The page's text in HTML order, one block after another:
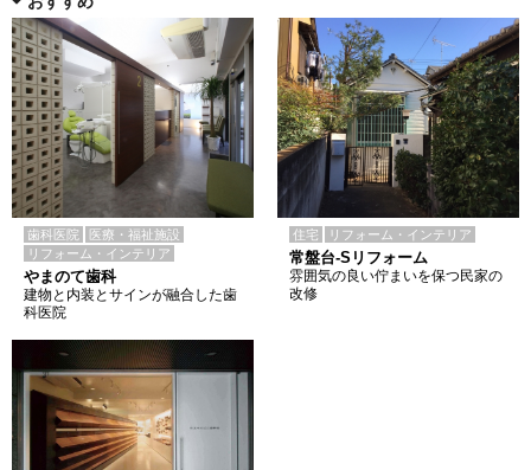
歯科医院
医療・福祉施設
リフォーム・インテリア
やまのて歯科
建物と内装とサインが融合した歯
科医院
住宅 リフォーム・インテリア
常盤台-Sリフォーム
雰囲気の良い佇まいを保つ民家の
改修